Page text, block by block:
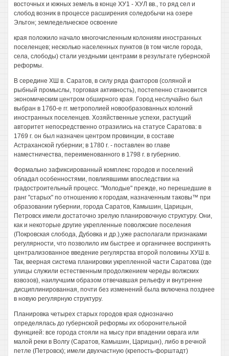
восточных и южных земель в конце ХУ1 - ХУЛ вв., то ряд сел и
слобод возник в процессе расширения соледобычи на озере
Эльтон; земледельческое освоение
края положило начало многочисленным колониям иностранных
поселенцев; несколько населенных пунктов (в том числе города,
села, слободы) стали уездными центрами в результате губернской
реформы.
В середине ХШ в. Саратов, в силу ряда факторов (соляной и
рыбный промыслы, торговая активность), постепенно становится
экономическим центром обширного края. Город неслучайно был
выбран в 1760-е гг. метрополией новообразованных колоний
иностранных поселенцев. Хозяйственные успехи, растущий
авторитет непосредственно отразились на статусе Саратова: в
1769 г. он был назначен центром провинции, в составе
Астраханской губернии; в 1780 г. - поставлен во главе
наместничества, переименованного в 1798 г. в губернию.
Формально зафиксированный комплекс городов и поселений
обладал особенностями, повлиявшими впоследствии на
градостроительный процесс. "Молодые" прежде, но перешедшие в
ранг "старых" по отношению к городам, назначенным таковы™ при
образовании губернии, города Саратов, Камышин, Царицын,
Петровск имели достаточно зрелую планировочную структуру. Они,
как и некоторые другие укрепленные поволжские поселения
(Покровская слобода, Дубовка и др.),уже располагали признаками
регулярности, что позволило им быстрее и органичнее воспринять
централизованное введение регулярства второй половины ХУШ в.
Так, веерная система планировки укрепленной части Саратова (где
улицы служили естественным продолжением череды волжских
взвозов), наилучшим образом отвечавшая рельефу и внутренне
дисциплинированная, почти без изменений была включена позднее
в новую регулярную структуру.
Планировка четырех старых городов края однозначно
определялась до губернской реформы их оборонительной
функцией: все города стояли на мысу при впадении оврага или
малой реки в Волгу (Саратов, Камышин, Царицын), либо в речной
петле (Петровск); имели двухчастную (крепость-форштадт)